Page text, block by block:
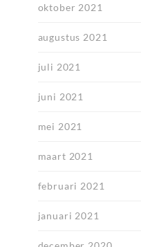
oktober 2021
augustus 2021
juli 2021
juni 2021
mei 2021
maart 2021
februari 2021
januari 2021